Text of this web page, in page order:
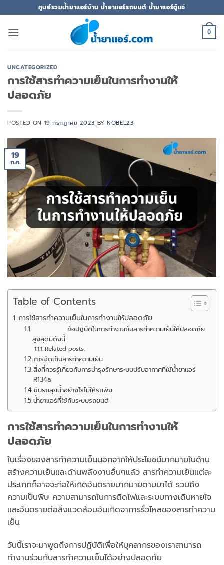
ไป
ยัง
ศูนย์รวมน้ำยาแอร์บ้าน น้ำยาแอร์รถยนต์ น้ำยาแอร์ตู้แช่
0
UNCATEGORIZED
การใช้สารทำความเย็นในการทำงานให้
ปลอดภัย
POSTED ON 19 กรกฎาคม 2023 BYNOBEL23
19
ก.ค.
Table of Contents
การใช้สารทำความเย็นในการทำงานให้ปลอดภัย
ข้อปฏิบัติในการทำงานกับสารทำความเย็นให้ปลอดภัย
สูงสุดมีดังนี้
Related posts:
การจัดเก็บสารทำความเย็น
สิ่งที่ควรรู้เกี่ยวกับการบำรุงรักษาระบบปรับอากาศที่ใช้น้ำยาแอร์
R134a
ขับรถลุยน้ำอย่างไรไม่ให้รถพัง
น้ำยาแอร์ที่ใช้กับระบบรถยนต์
การใช้สารทำความเย็นในการทำงานให้
ปลอดภัย
ในเรื่องของสารทำความเย็นนอกจากให้ประโยชน์มากมายในด้าน
สร้างความเย็นและด้านพลังงานอื่นๆแล้ว สารทำความเย็นแต่ละ
ประเภทก็อาจจะก่อให้เกิดอันตรายมากมายตามมาได้ รวมถึง
ความเป็นพิษ ความสามารถในการติดไฟและระบบทางเดินหายใจ
และอันตรายต่อสิ่งแวดล้อมอันเกิดจาการรั่วไหลของสารทำความ
เย็น
วันนี้เราจะมาพูดถึงการปฏิบัติเพื่อให้บุคลากรของเราสามารถ
ทำงานร่วมกับสารทำความเย็นได้อย่างปลอดภัย